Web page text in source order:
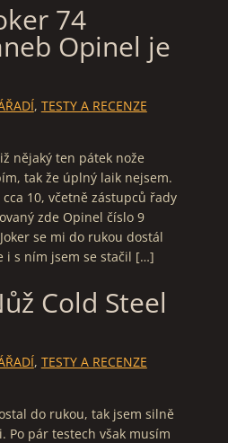
74
Opinel je
, TESTY A RECENZE
nějaký ten pátek nože
tak že úplný laik nejsem.
10, včetně zástupců řady
zde Opinel číslo 9
se mi do rukou dostál
i s ním jsem se stačil […]
Cold Steel
, TESTY A RECENZE
do rukou, tak jsem silně
Po pár testech však musím